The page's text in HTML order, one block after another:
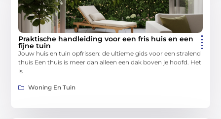
Praktische handleiding voor een fris huis en een
fijne tuin
Jouw huis en tuin opfrissen: de ultieme gids voor een stralend
thuis Een thuis is meer dan alleen een dak boven je hoofd. Het
is
Woning En Tuin